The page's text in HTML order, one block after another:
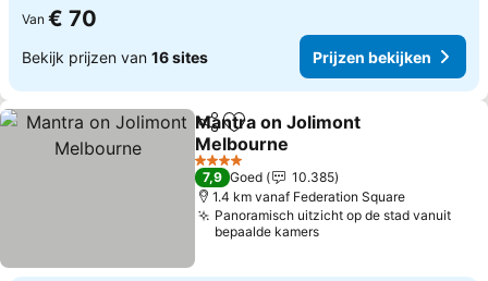
Van € 70
Bekijk prijzen van 16 sites Prijzen bekijken
DelenToevoegen aan favorieten
Mantra on Jolimont
Melbourne
Prijzen bekijken
4 Sterren
7,9 Goed
10.385
1.4 km vanaf Federation Square
Panoramisch uitzicht op de stad vanuit
bepaalde kamers